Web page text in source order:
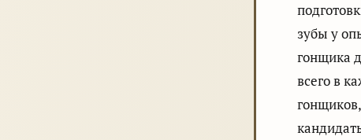
зубы у
гонщика
всего в